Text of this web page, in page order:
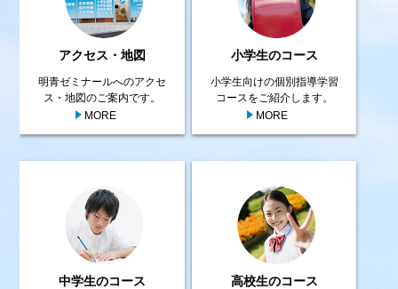
アクセス・地図
明青ゼミナールへのアクセ
ス・地図のご案内です。
MORE
小学生のコース
小学生向けの個別指導学習
コースをご紹介します。
MORE
中学生のコース 高校生のコース